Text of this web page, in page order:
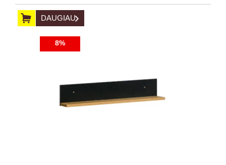
DAUGIAU
8%